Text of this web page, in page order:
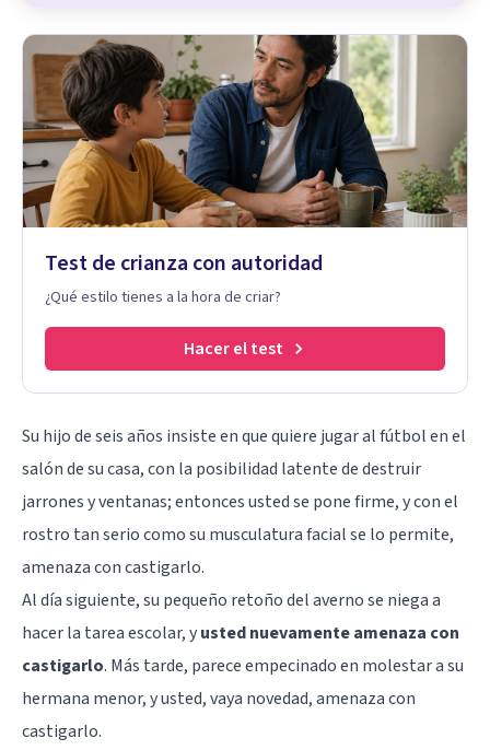
Test de crianza con autoridad
¿Qué estilo tienes a la hora de criar?
Hacer el test
Su hijo de seis años insiste en que quiere jugar al fútbol en el
salón de su casa, con la posibilidad latente de destruir
jarrones y ventanas; entonces usted se pone firme, y con el
rostro tan serio como su musculatura facial se lo permite,
amenaza con castigarlo.
Al día siguiente, su pequeño retoño del averno se niega a
hacer la tarea escolar, yusted nuevamente amenaza con
castigarlo. Más tarde, parece empecinado en molestar a su
hermana menor, y usted, vaya novedad, amenaza con
castigarlo.